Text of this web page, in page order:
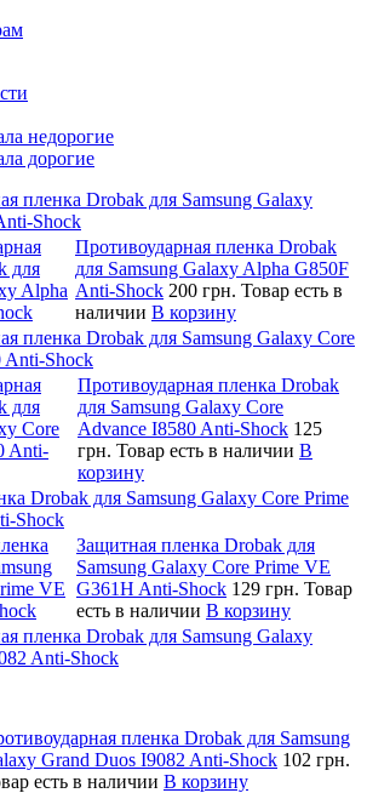
недорогие
дорогие
пленка Drobak для Samsung Galaxy
Shock
Противоударная пленка Drobak
для Samsung Galaxy Alpha G850F
Anti-Shock 200 грн. Товар есть в
наличии В корзину
пленка Drobak для Samsung Galaxy Core
Anti-Shock
Противоударная пленка Drobak
для Samsung Galaxy Core
Advance I8580 Anti-Shock 125
грн. Товар есть в наличии В
корзину
Drobak для Samsung Galaxy Core Prime
Shock
Защитная пленка Drobak для
Samsung Galaxy Core Prime VE
G361H Anti-Shock 129 грн. Товар
есть в наличии В корзину
пленка Drobak для Samsung Galaxy
Anti-Shock
пленка Drobak для Samsung
Grand Duos I9082 Anti-Shock 102 грн.
есть в наличии В корзину